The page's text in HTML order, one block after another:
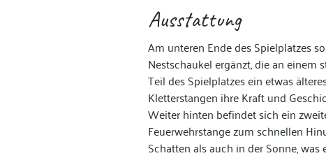
Ausstattung
Am unteren Ende des Spielplatzes
Nestschaukel ergänzt, die an
Teil des Spielplatzes ein etwas
Kletterstangen ihre Kraft und
Weiter hinten befindet sich ein
Feuerwehrstange zum schnellen
Schatten als auch in der Sonne,